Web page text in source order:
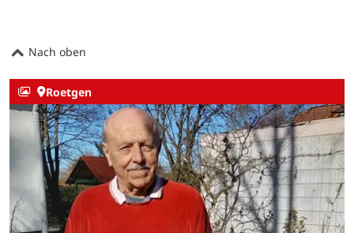
Nach oben
Roetgen